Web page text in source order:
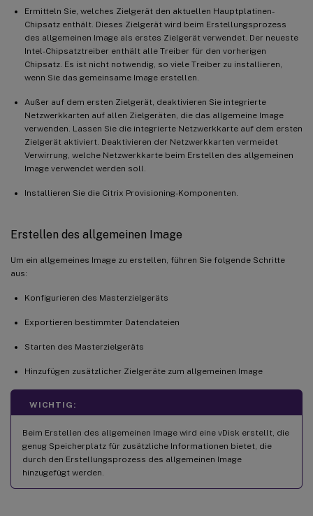
Ermitteln Sie, welches Zielgerät den aktuellen Hauptplatinen-
Chipsatz enthält. Dieses Zielgerät wird beim Erstellungsprozess
des allgemeinen Image als erstes Zielgerät verwendet. Der neueste
Intel-Chipsatztreiber enthält alle Treiber für den vorherigen
Chipsatz. Es ist nicht notwendig, so viele Treiber zu installieren,
wenn Sie das gemeinsame Image erstellen.
Außer auf dem ersten Zielgerät, deaktivieren Sie integrierte
Netzwerkkarten auf allen Zielgeräten, die das allgemeine Image
verwenden. Lassen Sie die integrierte Netzwerkkarte auf dem ersten
Zielgerät aktiviert. Deaktivieren der Netzwerkkarten vermeidet
Verwirrung, welche Netzwerkkarte beim Erstellen des allgemeinen
Image verwendet werden soll.
Installieren Sie die Citrix Provisioning-Komponenten.
Erstellen des allgemeinen Image
Um ein allgemeines Image zu erstellen, führen Sie folgende Schritte
aus:
Konfigurieren des Masterzielgeräts
Exportieren bestimmter Datendateien
Starten des Masterzielgeräts
Hinzufügen zusätzlicher Zielgeräte zum allgemeinen Image
WICHTIG:
Beim Erstellen des allgemeinen Image wird eine vDisk erstellt, die
genug Speicherplatz für zusätzliche Informationen bietet, die
durch den Erstellungsprozess des allgemeinen Image
hinzugefügt werden.